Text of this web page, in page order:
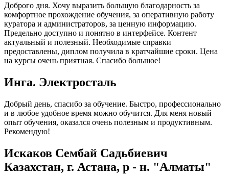
Доброго дня. Хочу выразить большую благодарность за
комфортное прохождение обучения, за оперативную работу
куратора и администраторов, за ценную информацию.
Предельно доступно и понятно в интерфейсе. Контент
актуальный и полезный. Необходимые справки
предоставлены, диплом получила в кратчайшие сроки. Цена
на курсы очень приятная. Спасибо большое!
Инга. Электросталь
Добрый день, спасибо за обучение. Быстро, профессионально
и в любое удобное время можно обучится. Для меня новый
опыт обучения, оказался очень полезным и продуктивным.
Рекомендую!
Искаков Сембай Садьбиевич
Казахстан, г. Астана, р - н. "Алматы"